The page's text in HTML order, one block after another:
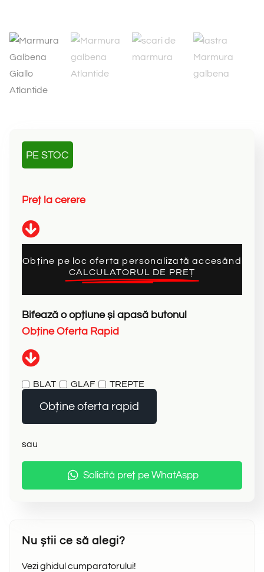
PE STOC
Preț la cerere
Obține pe loc oferta personalizată accesând
CALCULATORUL DE PREȚ
Bifează o opțiune și apasă butonul
Obține Oferta Rapid
BLAT GLAF TREPTE
Obține oferta rapid
sau
Solicită preț pe WhatAspp
Nu știi ce să alegi?
Vezi ghidul cumparatorului!